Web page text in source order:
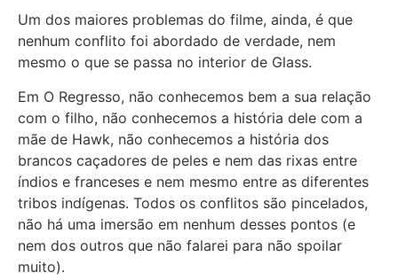
Um dos maiores problemas do filme, ainda, é que
nenhum conflito foi abordado de verdade, nem
mesmo o que se passa no interior de Glass.
Em O Regresso, não conhecemos bem a sua relação
com o filho, não conhecemos a história dele com a
mãe de Hawk, não conhecemos a história dos
brancos caçadores de peles e nem das rixas entre
índios e franceses e nem mesmo entre as diferentes
tribos indígenas. Todos os conflitos são pincelados,
não há uma imersão em nenhum desses pontos (e
nem dos outros que não falarei para não spoilar
muito).